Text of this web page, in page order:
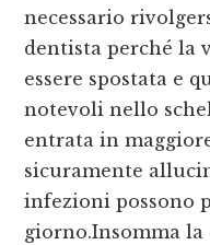
necessario
dentista perché la
essere spostata e
notevoli nello
entrata in
sicuramente
infezioni possono
giorno.Insomma la